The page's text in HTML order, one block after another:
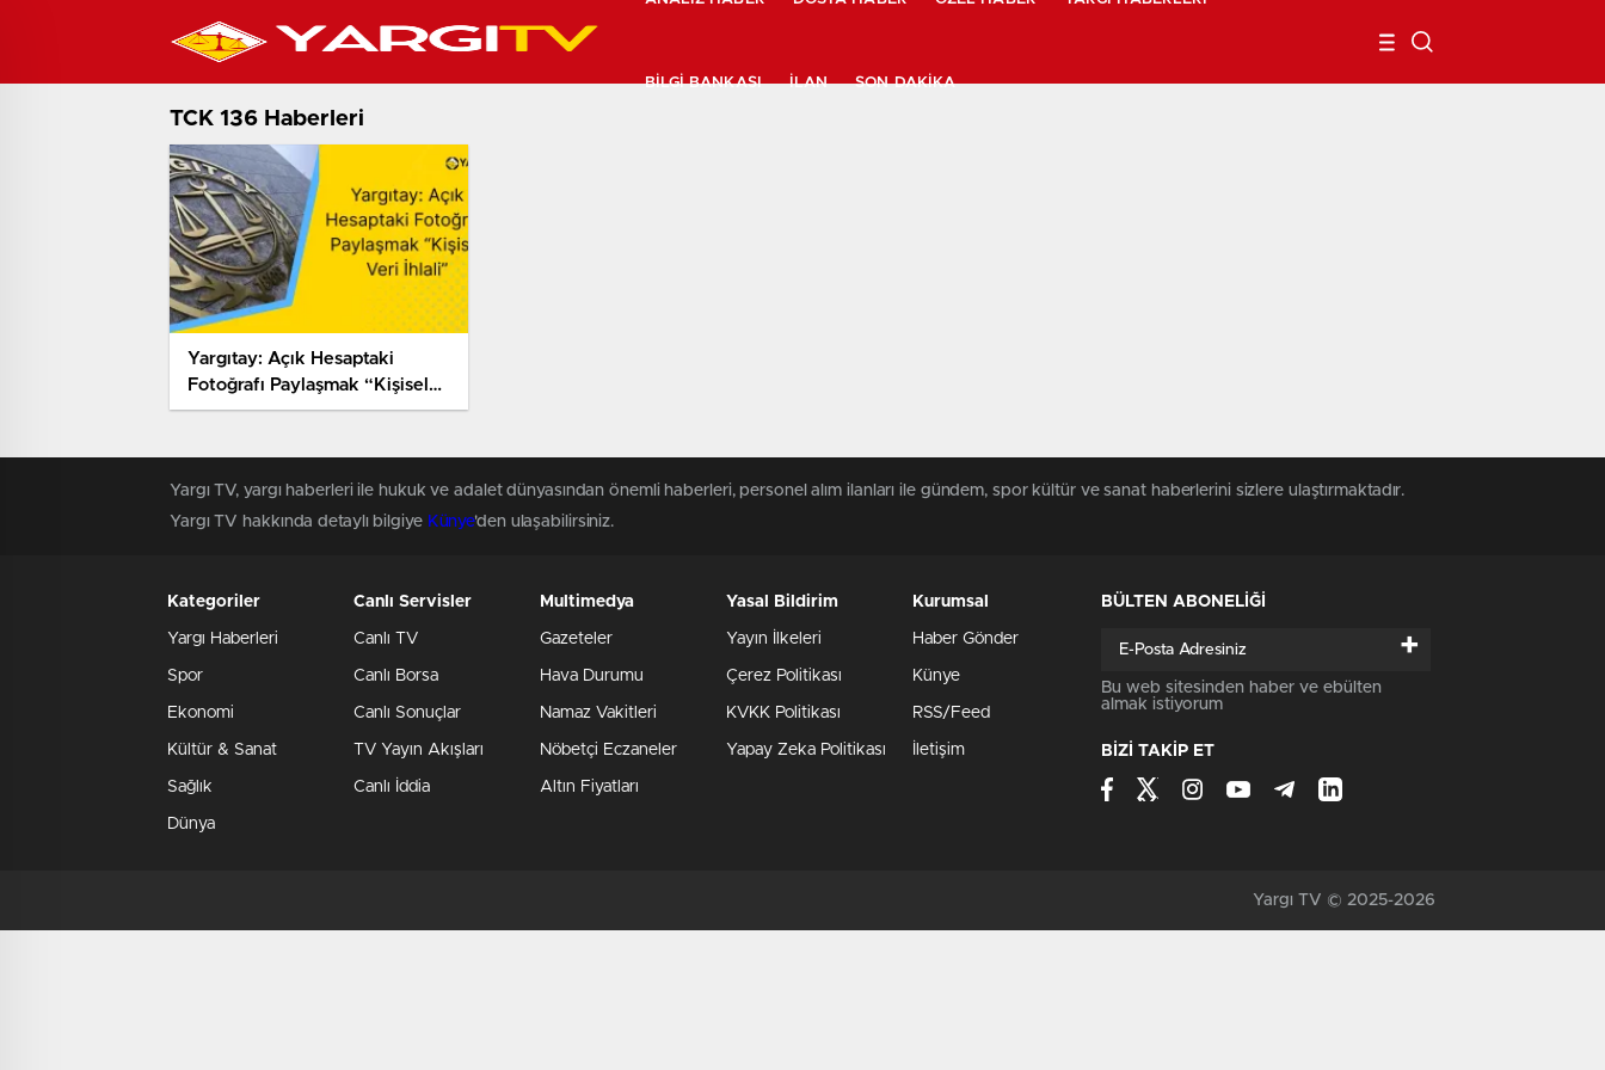
BILGI BANKASI İLAN SON DAKIKA
TCK 136 Haberleri
Yargıtay: Açık Hesaptaki
Fotoğrafı Paylaşmak “Kişisel
Veri İhlali”
Yargı TV, yargı haberleri ile hukuk ve adalet dünyasından önemli haberleri, personel alım ilanları ile gündem, spor kültür ve sanat haberlerini sizlere ulaştırmaktadır.
Yargı TV hakkında detaylı bilgiye Künye'den ulaşabilirsiniz.
Kategoriler
Yargı Haberleri
Spor
Ekonomi
Kültür & Sanat
Sağlık
Dünya
Canlı Servisler
Canlı TV
Canlı Borsa
Canlı Sonuçlar
TV Yayın Akışları
Canlı İddia
Multimedya
Gazeteler
Hava Durumu
Namaz Vakitleri
Nöbetçi Eczaneler
Altın Fiyatları
Yasal Bildirim
Yayın İlkeleri
Çerez Politikası
KVKK Politikası
Yapay Zeka Politikası
Kurumsal
Haber Gönder
Künye
RSS/Feed
İletişim
BÜLTEN ABONELİĞİ
+
Bu web sitesinden haber ve ebülten
almak istiyorum
BİZİ TAKİP ET
Yargı TV © 2025-2026